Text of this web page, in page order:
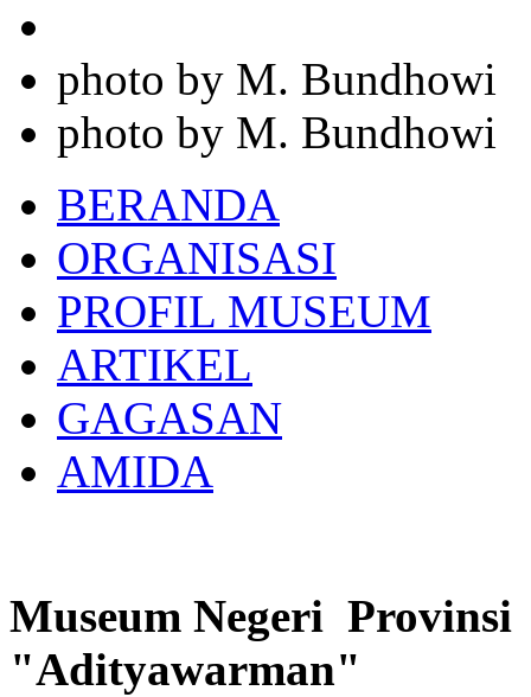
photo by M. Bundhowi
photo by M. Bundhowi
BERANDA
ORGANISASI
PROFIL MUSEUM
ARTIKEL
GAGASAN
AMIDA
Museum Negeri
"Adityawarman"